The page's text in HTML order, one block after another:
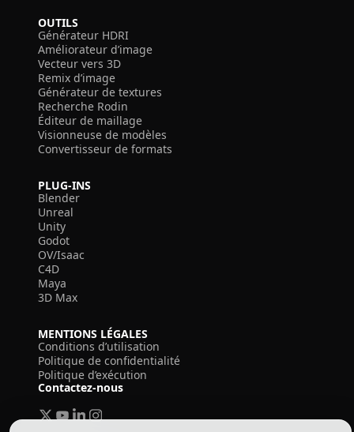
OUTILS
Générateur HDRI
Améliorateur d’image
Vecteur vers 3D
Remix d’image
Générateur de textures
Recherche Rodin
Éditeur de maillage
Visionneuse de modèles
Convertisseur de formats
PLUG-INS
Blender
Unreal
Unity
Godot
OV/Isaac
C4D
Maya
3D Max
MENTIONS LÉGALES
Conditions d’utilisation
Politique de confidentialité
Politique d’exécution
Contactez-nous